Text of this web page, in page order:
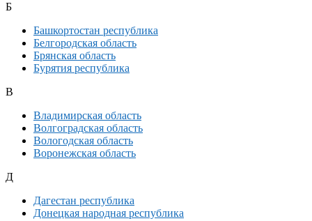
Б
Башкортостан республика
Белгородская область
Брянская область
Бурятия республика
В
Владимирская область
Волгоградская область
Вологодская область
Воронежская область
Д
Дагестан республика
Донецкая народная республика